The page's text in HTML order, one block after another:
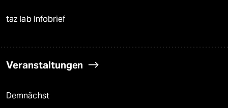
taz lab Infobrief
Veranstaltungen
Demnächst